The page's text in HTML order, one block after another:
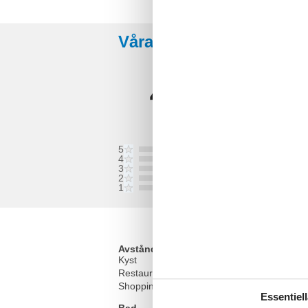
Våra gästrecensioner
4,0
5
4
3
2
1
Avstånd
Kyst
Restaurant
Shopping